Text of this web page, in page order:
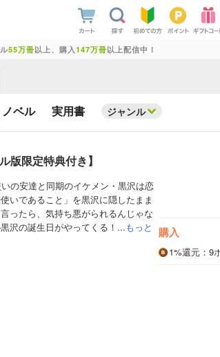
55万冊以上、購入 147万冊以上配信中！
ノベル 実用書 ジャンル
版限定特典付き】
の安達と同期のイケメン・黒沢は恋
いであること」を黒沢に隠したまま
ったら、気持ち悪がられるんじゃな
沢の誕生日がやってくる！...もっと
購入
1%還元 ：9